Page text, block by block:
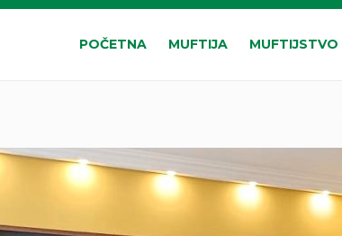
POČETNA MUFTIJA MUFTIJSTVO